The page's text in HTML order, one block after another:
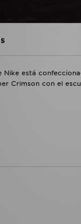
Nike está
Crimson con el